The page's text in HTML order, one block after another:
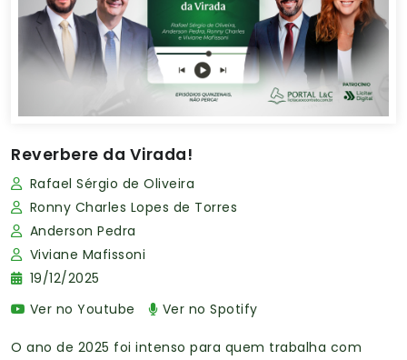
Reverbere da Virada!
Rafael Sérgio de Oliveira
Ronny Charles Lopes de Torres
Anderson Pedra
Viviane Mafissoni
19/12/2025
Ver no Youtube
Ver no Spotify
O ano de 2025 foi intenso para quem trabalha com